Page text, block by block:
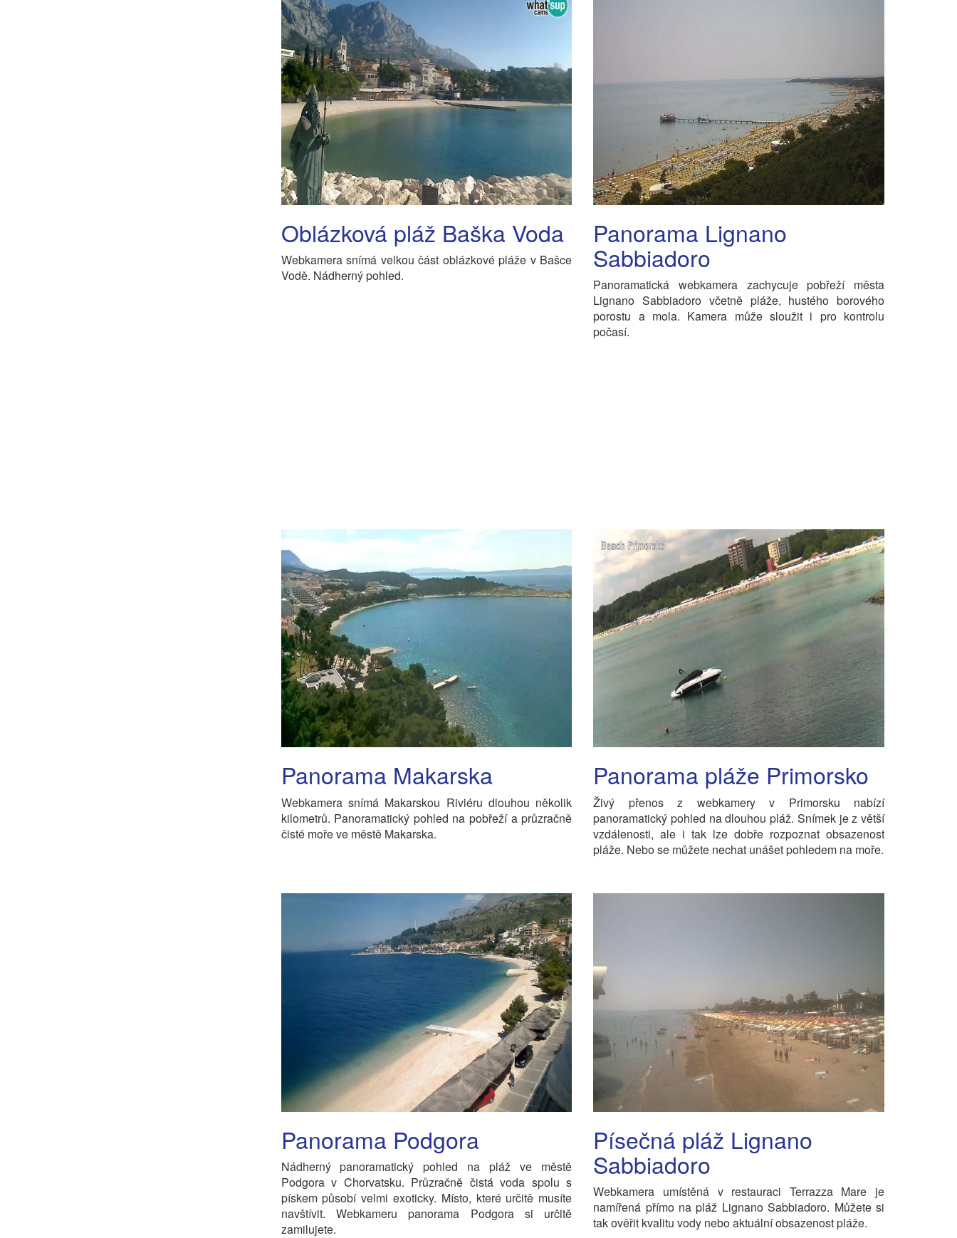
Oblázková pláž Baška Voda
Webkamera snímá velkou část oblázkové pláže v Bašce
Vodě. Nádherný pohled.
Panorama Lignano
Sabbiadoro
Panoramatická webkamera zachycuje pobřeží města
Lignano Sabbiadoro včetně pláže, hustého borového
porostu a mola. Kamera může sloužit i pro kontrolu
počasí.
Panorama Makarska
Webkamera snímá Makarskou Riviéru dlouhou několik
kilometrů. Panoramatický pohled na pobřeží a průzračně
čisté moře ve městě Makarska.
Panorama pláže Primorsko
Živý přenos z webkamery v Primorsku nabízí
panoramatický pohled na dlouhou pláž. Snímek je z větší
vzdálenosti, ale i tak lze dobře rozpoznat obsazenost
pláže. Nebo se můžete nechat unášet pohledem na moře.
Panorama Podgora
Nádherný panoramatický pohled na pláž ve městě
Podgora v Chorvatsku. Průzračně čistá voda spolu s
pískem působí velmi exoticky. Místo, které určitě musíte
navštívit. Webkameru panorama Podgora si určitě
zamilujete.
Písečná pláž Lignano
Sabbiadoro
Webkamera umístěná v restauraci Terrazza Mare je
namířená přímo na pláž Lignano Sabbiadoro. Můžete si
tak ověřit kvalitu vody nebo aktuální obsazenost pláže.